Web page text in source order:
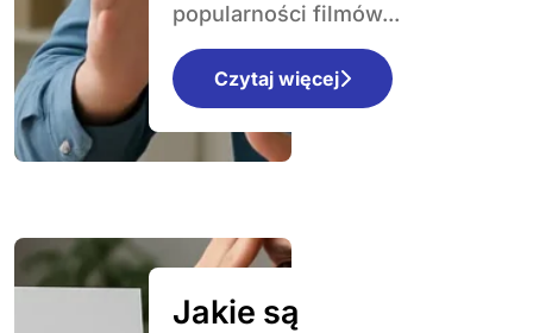
popularności filmów...
Czytaj więcej
Jakie są